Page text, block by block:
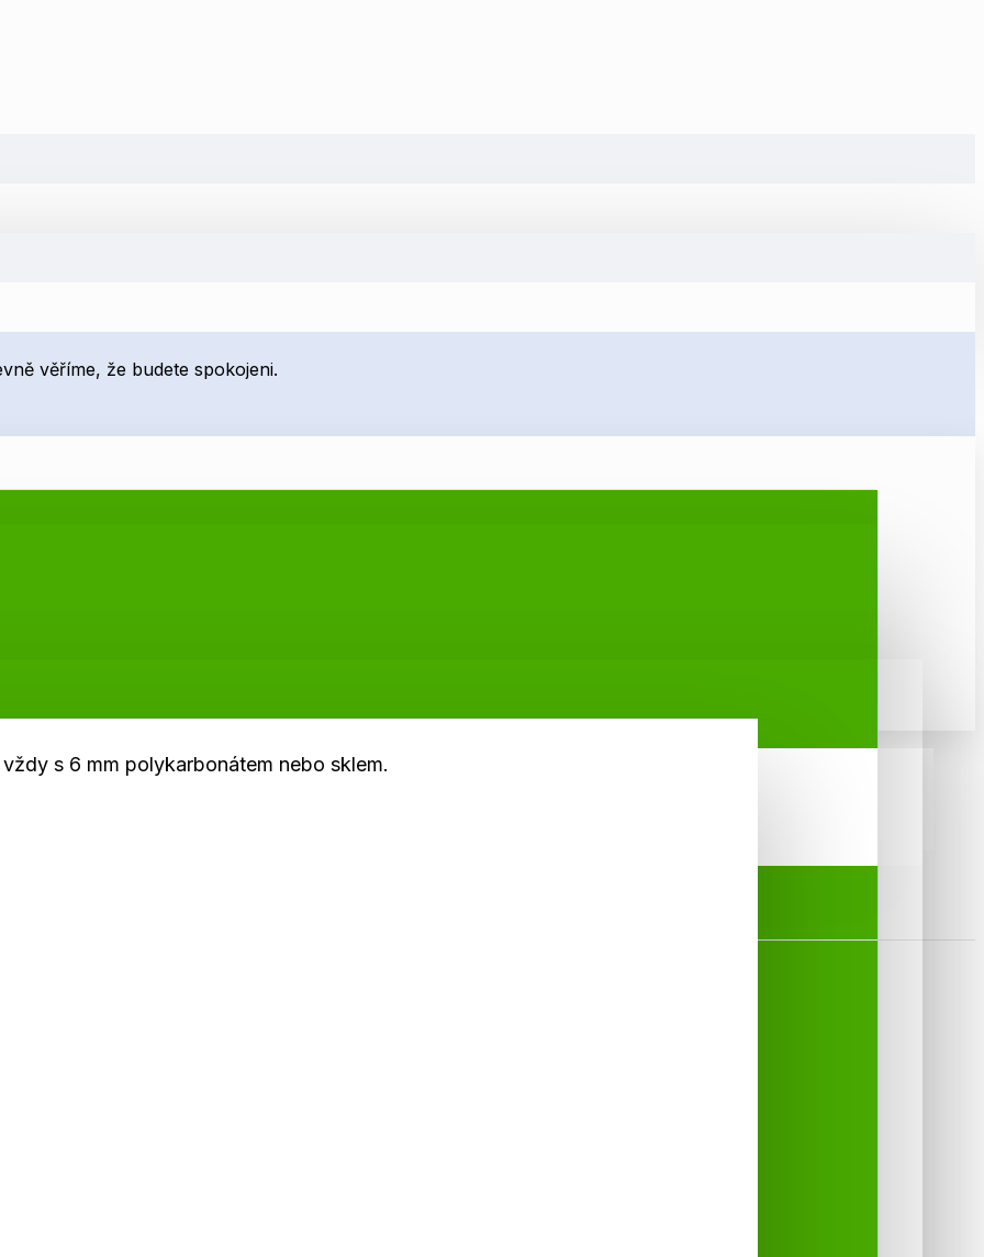
věříme, že budete spokojeni.
s 6 mm polykarbonátem nebo sklem.